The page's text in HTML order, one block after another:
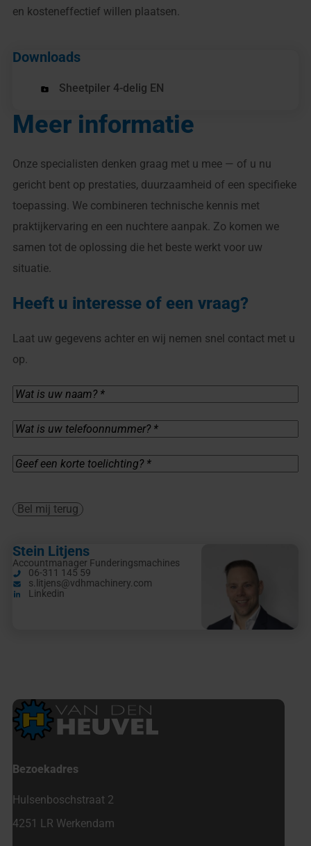
en kosteneffectief willen plaatsen.
Downloads
Sheetpiler 4-delig EN
Meer informatie
Onze specialisten denken graag met u mee — of u nu
gericht bent op prestaties, duurzaamheid of een specifieke
toepassing. We combineren technische kennis met
praktijkervaring en een nuchtere aanpak. Zo komen we
samen tot de oplossing die het beste werkt voor uw
situatie.
Heeft u interesse of een vraag?
Laat uw gegevens achter en wij nemen snel contact met u
op.
Wat
is
naam?
Wat
is
telefoonnummer?
*
Geef
een
*
(Vereist)
Bel mij terug
Stein Litjens
Accountmanager Funderingsmachines
06-311 145 59
s.litjens@vdhmachinery.com
Linkedin
Bezoekadres
Hulsenboschstraat 2
4251 LR Werkendam